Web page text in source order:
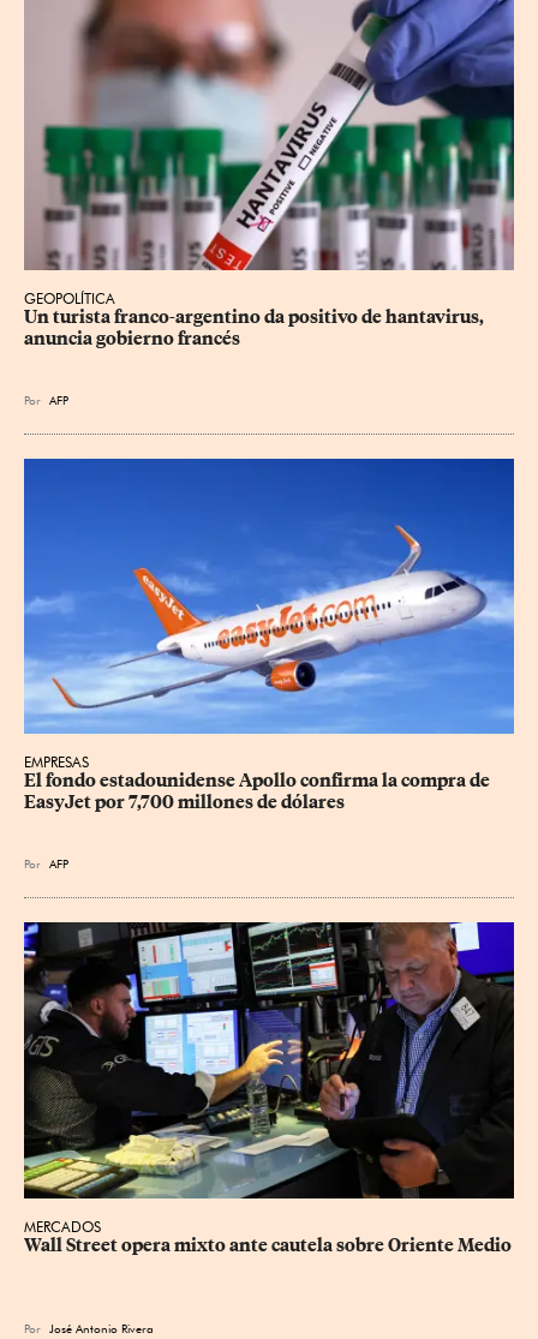
GEOPOLÍTICA
Un turista franco-argentino da positivo de hantavirus,
anuncia gobierno francés
Por AFP
EMPRESAS
El fondo estadounidense Apollo confirma la compra de
EasyJet por 7,700 millones de dólares
Por AFP
MERCADOS
Wall Street opera mixto ante cautela sobre Oriente Medio
Por José Antonio Rivera